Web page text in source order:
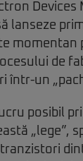
lanseze
momentan
de
într-un
posibil
„lege”,